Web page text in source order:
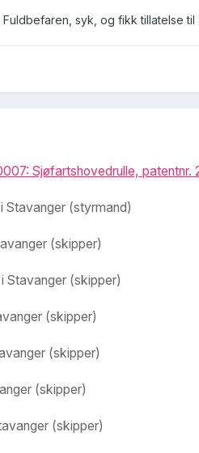
syk, og fikk tillatelse
Sjøfartshovedrulle,
Stavanger (styrmand)
(skipper)
Stavanger (skipper)
(skipper)
(skipper)
(skipper)
(skipper)